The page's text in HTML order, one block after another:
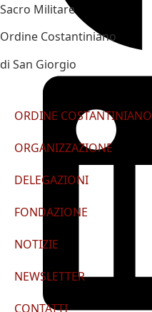
Sacro Militare
Ordine Costantiniano
di San Giorgio
ORDINE COSTANTINIANO
ORGANIZZAZIONE
DELEGAZIONI
FONDAZIONE
NOTIZIE
NEWSLETTER
CONTATTI